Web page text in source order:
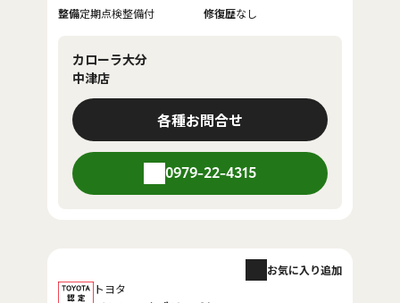
整備定期点検整備付 修復歴なし
カローラ大分
中津店
各種お問合せ
0979-22-4315
トヨタ
お気に入り追加